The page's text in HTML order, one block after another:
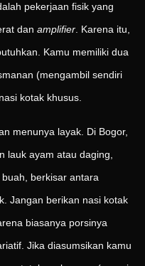
pekerjaan fisik yang
dan amplifier . Karena itu,
Kamu memiliki dua
(mengambil sendiri
kotak khusus.
menunya layak. Di Bogor,
lauk ayam atau daging,
berkisar antara
Jangan berikan nasi kotak
biasanya porsinya
Jika diasumsikan kamu